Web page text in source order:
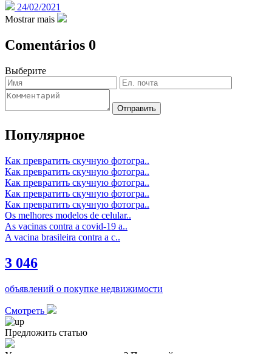
24/02/2021
Mostrar mais
Comentários 0
Выберите
Отправить
Популярное
Как превратить скучную фотогра..
Как превратить скучную фотогра..
Как превратить скучную фотогра..
Как превратить скучную фотогра..
Как превратить скучную фотогра..
Os melhores modelos de celular..
As vacinas contra a covid-19 a..
A vacina brasileira contra a c..
3 046
объявлений о покупке недвижимости
Смотреть
Предложить статью